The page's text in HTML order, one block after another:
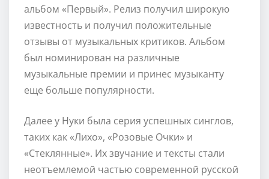
альбом «Первый». Релиз получил широкую
известность и получил положительные
отзывы от музыкальных критиков. Альбом
был номинирован на различные
музыкальные премии и принес музыканту
еще больше популярности.
Далее у Нуки была серия успешных синглов,
таких как «Лихо», «Розовые Очки» и
«Стеклянные». Их звучание и тексты стали
неотъемлемой частью современной русской